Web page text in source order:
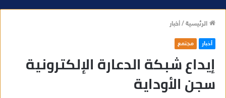
الرئيسية/أخبار
أخبار مجتمع
إيداع شبكة الدعارة الإلكترونية
سجن الأوداية